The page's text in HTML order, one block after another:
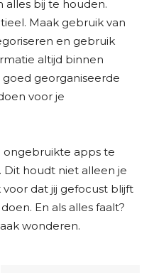
alles bij te houden.
Maak gebruik van
en gebruik
altijd binnen
georganiseerde
voor je
apps te
Dit houdt niet alleen je
dat jij gefocust blijft
En als alles faalt?
wonderen.